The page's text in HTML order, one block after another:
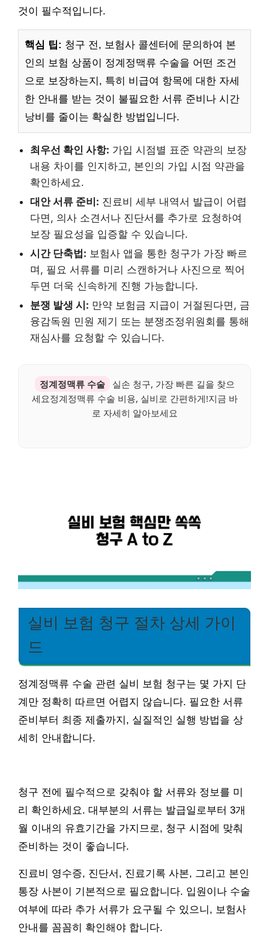
것이 필수적입니다.
핵심 팁: 청구 전, 보험사 콜센터에 문의하여 본
인의 보험 상품이 정계정맥류 수술을 어떤 조건
으로 보장하는지, 특히 비급여 항목에 대한 자세
한 안내를 받는 것이 불필요한 서류 준비나 시간
낭비를 줄이는 확실한 방법입니다.
최우선 확인 사항: 가입 시점별 표준 약관의 보장
내용 차이를 인지하고, 본인의 가입 시점 약관을
확인하세요.
대안 서류 준비: 진료비 세부 내역서 발급이 어렵
다면, 의사 소견서나 진단서를 추가로 요청하여
보장 필요성을 입증할 수 있습니다.
시간 단축법: 보험사 앱을 통한 청구가 가장 빠르
며, 필요 서류를 미리 스캔하거나 사진으로 찍어
두면 더욱 신속하게 진행 가능합니다.
분쟁 발생 시: 만약 보험금 지급이 거절된다면, 금
융감독원 민원 제기 또는 분쟁조정위원회를 통해
재심사를 요청할 수 있습니다.
정계정맥류 수술
실손 청구, 가장 빠른 길을 찾으
세요정계정맥류 수술 비용, 실비로 간편하게!지금 바
로 자세히 알아보세요
실비 보험 청구 절차 상세 가이
드
정계정맥류 수술 관련 실비 보험 청구는 몇 가지 단
계만 정확히 따르면 어렵지 않습니다. 필요한 서류
준비부터 최종 제출까지, 실질적인 실행 방법을 상
세히 안내합니다.
청구 전에 필수적으로 갖춰야 할 서류와 정보를 미
리 확인하세요. 대부분의 서류는 발급일로부터 3개
월 이내의 유효기간을 가지므로, 청구 시점에 맞춰
준비하는 것이 좋습니다.
진료비 영수증, 진단서, 진료기록 사본, 그리고 본인
통장 사본이 기본적으로 필요합니다. 입원이나 수술
여부에 따라 추가 서류가 요구될 수 있으니, 보험사
안내를 꼼꼼히 확인해야 합니다.